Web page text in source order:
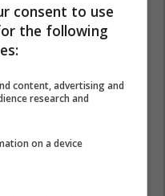
consent to use
the following
content, advertising and
research and
on a device